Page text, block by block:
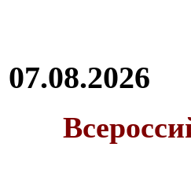
07.08.2026